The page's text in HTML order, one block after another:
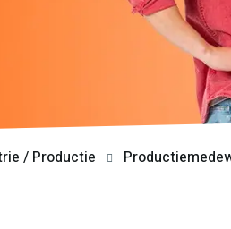
/ Productie